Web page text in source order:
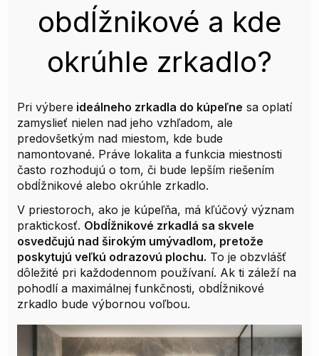
obdĺžnikové a kde
okrúhle zrkadlo?
Pri výbere ideálneho zrkadla do kúpeľne sa oplatí
zamyslieť nielen nad jeho vzhľadom, ale
predovšetkým nad miestom, kde bude
namontované. Práve lokalita a funkcia miestnosti
často rozhodujú o tom, či bude lepším riešením
obdĺžnikové alebo okrúhle zrkadlo.
V priestoroch, ako je kúpeľňa, má kľúčový význam
praktickosť. Obdĺžnikové zrkadlá sa skvele
osvedčujú nad širokým umývadlom, pretože
poskytujú veľkú odrazovú plochu. To je obzvlášť
dôležité pri každodennom používaní. Ak ti záleží na
pohodlí a maximálnej funkčnosti, obdĺžnikové
zrkadlo bude výbornou voľbou.